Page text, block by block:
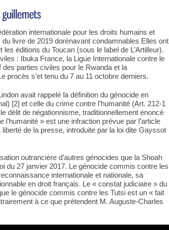
internationale pour les droits humains et
livre de 2019 dorénavant condamnables Elles ont
éditions du Toucan (sous le label de L’Artilleur).
: Ibuka France, la Ligue Internationale contre le
parties civiles pour le Rwanda et la
procès s’et tenu du 7 au 11 octobre derniers.
avait rappelé la définition du génocide en
[2] et celle du crime contre l’humanité (Art. 212-1
délit de négationnisme, traditionnellement énoncé
» est une infraction prévue par l’article
de la presse, introduite par la loi dite Gayssot
outrancière d’autres génocides que la Shoah
du 27 janvier 2017. Le génocide commis contre les
internationale et nationale, sa
en droit français. Le « constat judiciaire » du
le génocide commis contre les Tutsi est un « fait
à ce que prétendent M. Auguste-Charles